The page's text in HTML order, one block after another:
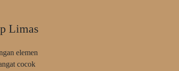
Limas
elemen
cocok